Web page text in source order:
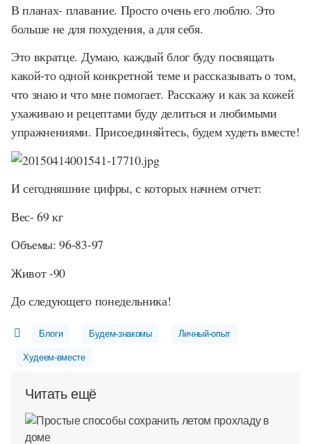
В планах- плавание. Просто очень его люблю. Это
больше не для похудения, а для себя.
Это вкратце. Думаю, каждый блог буду посвящать
какой-то одной конкретной теме и рассказывать о том,
что знаю и что мне помогает. Расскажу и как за кожей
ухаживаю и рецептами буду делиться и любимыми
упражнениями. Присоединяйтесь, будем худеть вместе!
И сегодняшние цифры, с которых начнем отчет:
Вес- 69 кг
Объемы: 96-83-97
Живот -90
До следующего понедельника!
Блоги Будем-знакомы Личный-опыт
Худеем-вместе
Читать ещё